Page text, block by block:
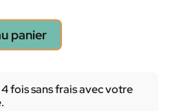
panier
fois sans frais avec votre